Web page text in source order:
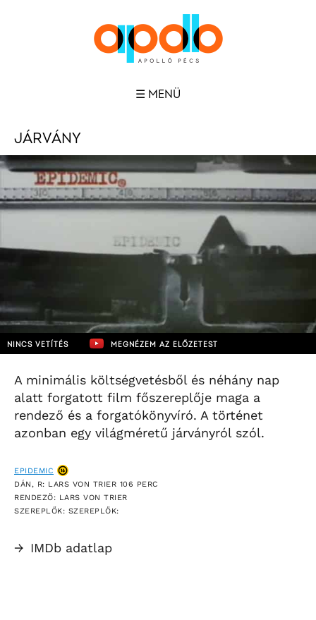
☰ MENÜ
JÁRVÁNY
NINCS VETÍTÉS MEGNÉZEM AZ ELŐZETEST
A minimális költségvetésből és néhány nap
alatt forgatott film főszereplője maga a
rendező és a forgatókönyvíró. A történet
azonban egy világméretű járványról szól.
EPIDEMIC
DÁN, R: LARS VON TRIER 106 PERC
RENDEZŐ: LARS VON TRIER
SZEREPLŐK: SZEREPLŐK:
→ IMDb adatlap